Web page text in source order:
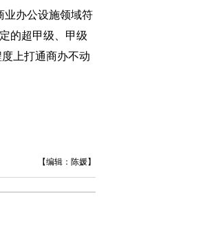
办公设施领域符
的超甲级、甲级
上打通商办不动
【编辑：陈媛】